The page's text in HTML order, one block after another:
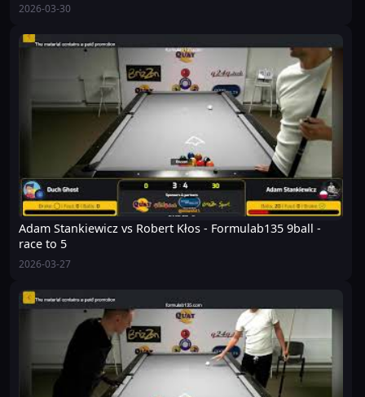
2026-03-30
Adam Stankiewicz vs Robert Kłos - Formulab135 9ball -
race to 5
2026-03-27